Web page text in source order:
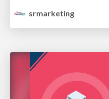
srmarketing